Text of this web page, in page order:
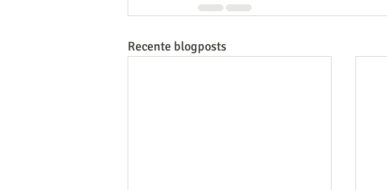
Recente blogposts